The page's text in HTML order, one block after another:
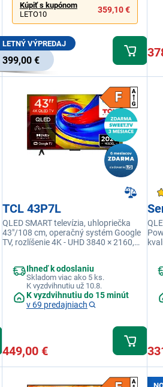
Kúpiť s kupónom
LETO10
359,10 €
LETNÝ VÝPREDAJ
399,00 €
TCL 43P7L
QLED SMART televízia, uhlopriečka
43"/108 cm, operačný systém Google
TV, rozlíšenie 4K - UHD 3840 × 2160,
45, USB, Wi-fi integrovaná, DLNA,
Ihneď k odoslaniu
Skladom viac ako 5 ks.
K vyzdvihnutiu už 10.8.
K vyzdvihnutiu do 15 minút
v 69 predajniach
449,00 €